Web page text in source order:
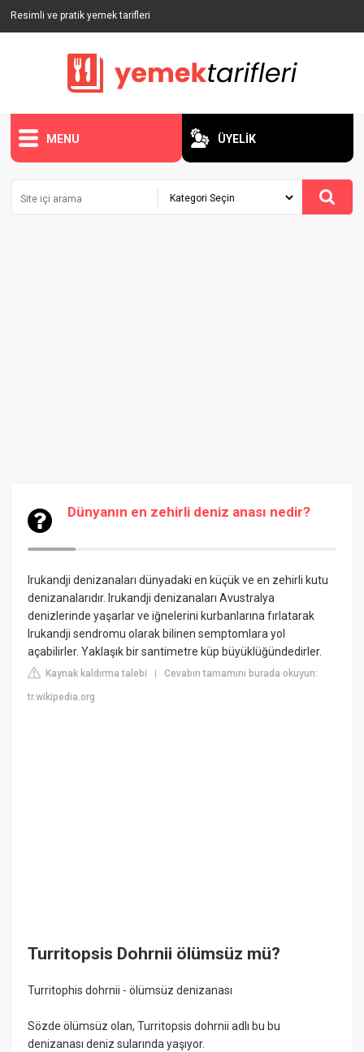
Resimli ve pratik yemek tarifleri
MENU ÜYELİK
Dünyanın en zehirli deniz anası nedir?
Irukandji denizanaları dünyadaki en küçük ve en zehirli kutu
denizanalarıdır. Irukandji denizanaları Avustralya
denizlerinde yaşarlar ve iğnelerini kurbanlarına fırlatarak
Irukandji sendromu olarak bilinen semptomlara yol
açabilirler. Yaklaşık bir santimetre küp büyüklüğündedirler.
Kaynak kaldırma talebi |Cevabın tamamını burada okuyun:
tr.wikipedia.org
Turritopsis Dohrnii ölümsüz mü?
Turritophis dohrnii - ölümsüz denizanası
Sözde ölümsüz olan, Turritopsis dohrnii adlı bu bu
denizanası deniz sularında yaşıyor.